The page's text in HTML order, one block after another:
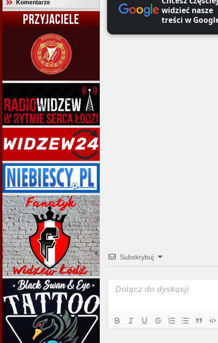
Komentarze
PRZYJACIELE
widzieć nasze
treści w
Subskrybuj